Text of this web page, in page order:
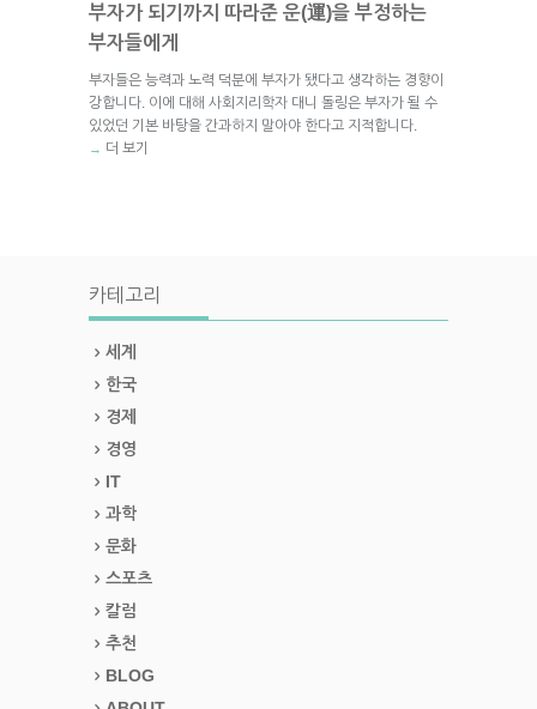
부자가 되기까지 따라준 운(運)을 부정하는
부자들에게
부자들은 능력과 노력 덕분에 부자가 됐다고 생각하는 경향이
강합니다. 이에 대해 사회지리학자 대니 돌링은 부자가 될 수
있었던 기본 바탕을 간과하지 말아야 한다고 지적합니다.
→ 더 보기
카테고리
세계
한국
경제
경영
IT
과학
문화
스포츠
칼럼
추천
BLOG